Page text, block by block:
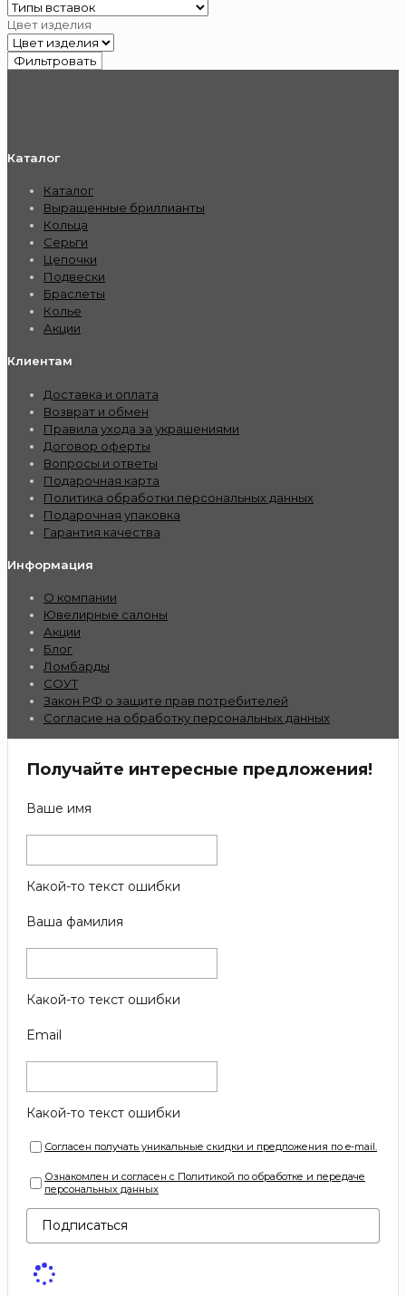
Цвет изделия
Фильтровать
Каталог
Каталог
Выращенные бриллианты
Кольца
Серьги
Цепочки
Подвески
Браслеты
Колье
Акции
Клиентам
Доставка и оплата
Возврат и обмен
Правила ухода за украшениями
Договор оферты
Вопросы и ответы
Подарочная карта
Политика обработки персональных данных
Подарочная упаковка
Гарантия качества
Информация
О компании
Ювелирные салоны
Акции
Блог
Ломбарды
СОУТ
Закон РФ о защите прав потребителей
Согласие на обработку персональных данных
Получайте интересные предложения!
Ваше имя
Какой-то текст ошибки
Ваша фамилия
Какой-то текст ошибки
Email
Какой-то текст ошибки
Согласен получать уникальные скидки и предложения по e-mail.
Ознакомлен и согласен с Политикой по обработке и передаче
персональных данных
Подписаться